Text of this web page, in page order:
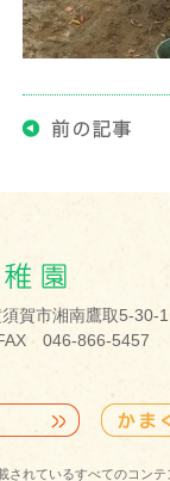
賀市湘南鷹取5-30-1
046-866-5457
れているすべてのコン